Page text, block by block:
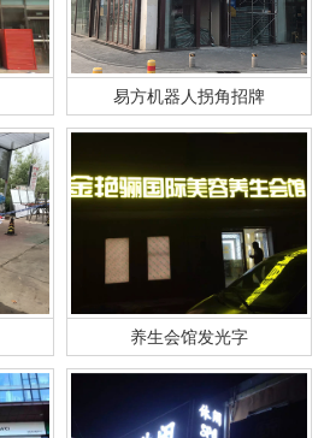
易方机器人拐角招牌
养生会馆发光字